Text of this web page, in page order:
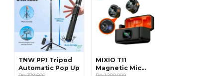
TNW PP1 Tripod
Automatic Pop Up
MIXIO T11
Magnetic Mic